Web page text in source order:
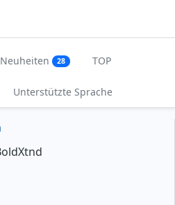
Neuheiten 28 TOP
Unterstützte Sprache